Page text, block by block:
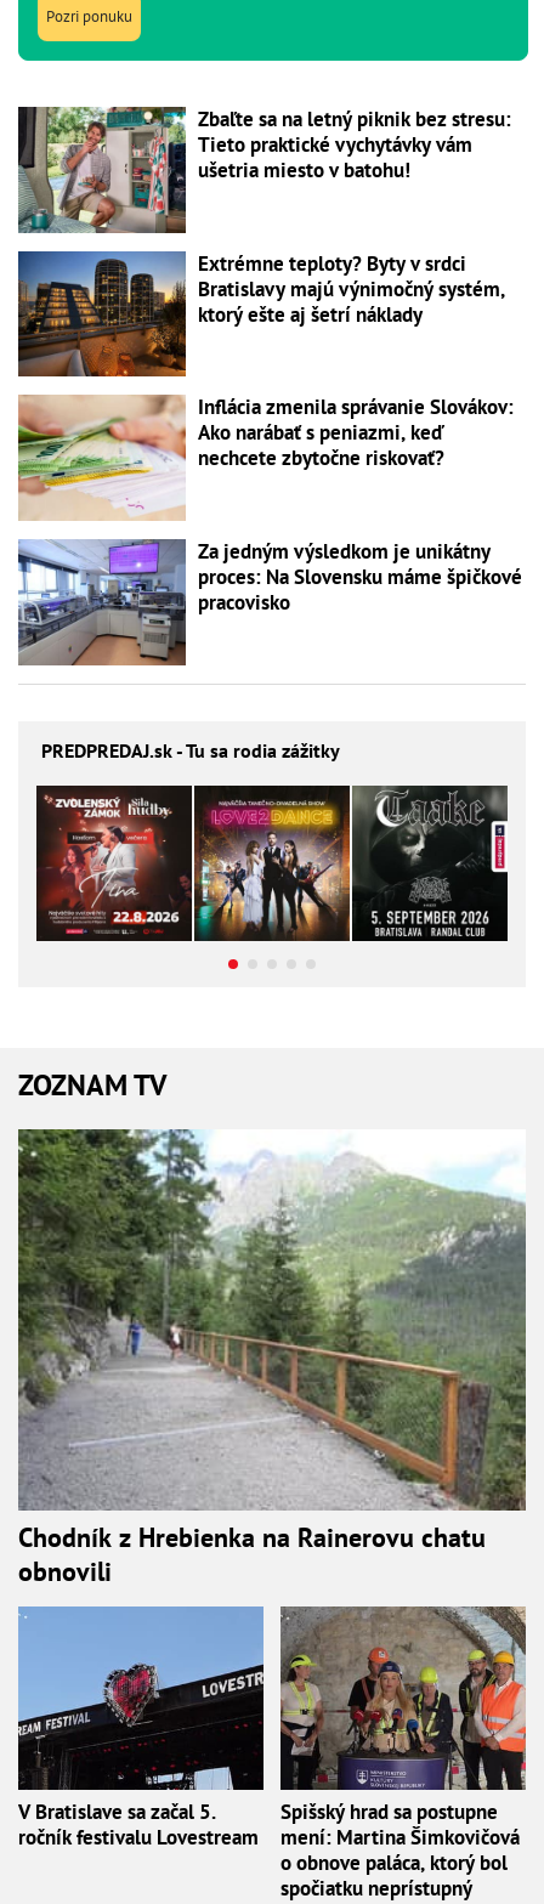
Pozri ponuku
Zbaľte sa na letný piknik bez stresu:
Tieto praktické vychytávky vám
ušetria miesto v batohu!
Extrémne teploty? Byty v srdci
Bratislavy majú výnimočný systém,
ktorý ešte aj šetrí náklady
Inflácia zmenila správanie Slovákov:
Ako narábať s peniazmi, keď
nechcete zbytočne riskovať?
Za jedným výsledkom je unikátny
proces: Na Slovensku máme špičkové
pracovisko
PREDPREDAJ.sk - Tu sa rodia zážitky
ZOZNAM TV
Chodník z Hrebienka na Rainerovu chatu
obnovili
V Bratislave sa začal 5.
ročník festivalu Lovestream
Spišský hrad sa postupne
mení: Martina Šimkovičová
o obnove paláca, ktorý bol
spočiatku neprístupný